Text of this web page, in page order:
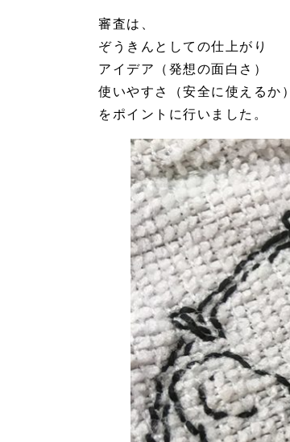
審査は、
ぞうきんとしての仕上がり
アイデア（発想の面白さ）
使いやすさ（安全に使えるか）
をポイントに行いました。